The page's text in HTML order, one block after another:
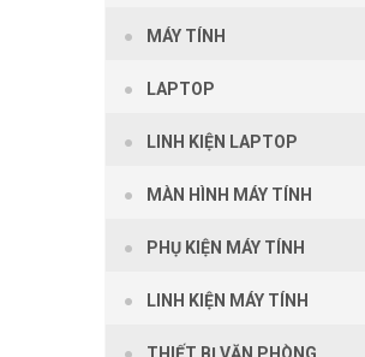
MÁY TÍNH
LAPTOP
LINH KIỆN LAPTOP
MÀN HÌNH MÁY TÍNH
PHỤ KIỆN MÁY TÍNH
LINH KIỆN MÁY TÍNH